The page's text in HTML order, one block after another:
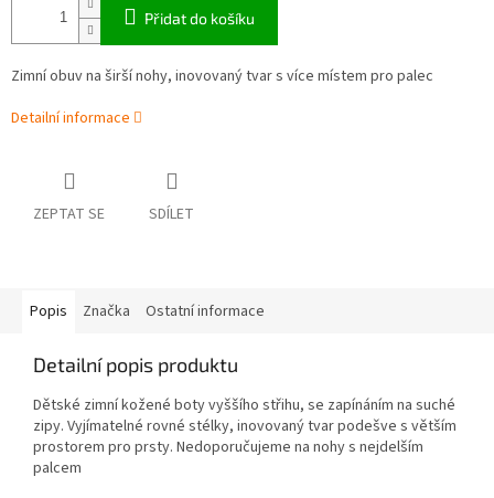
Přidat do košíku
Zimní obuv na širší nohy, inovovaný tvar s více místem pro palec
Detailní informace
ZEPTAT SE SDÍLET
Popis Značka Ostatní informace
Detailní popis produktu
Dětské zimní kožené boty vyššího střihu, se zapínáním na suché
zipy. Vyjímatelné rovné stélky, inovovaný tvar podešve s větším
prostorem pro prsty. Nedoporučujeme na nohy s nejdelším
palcem